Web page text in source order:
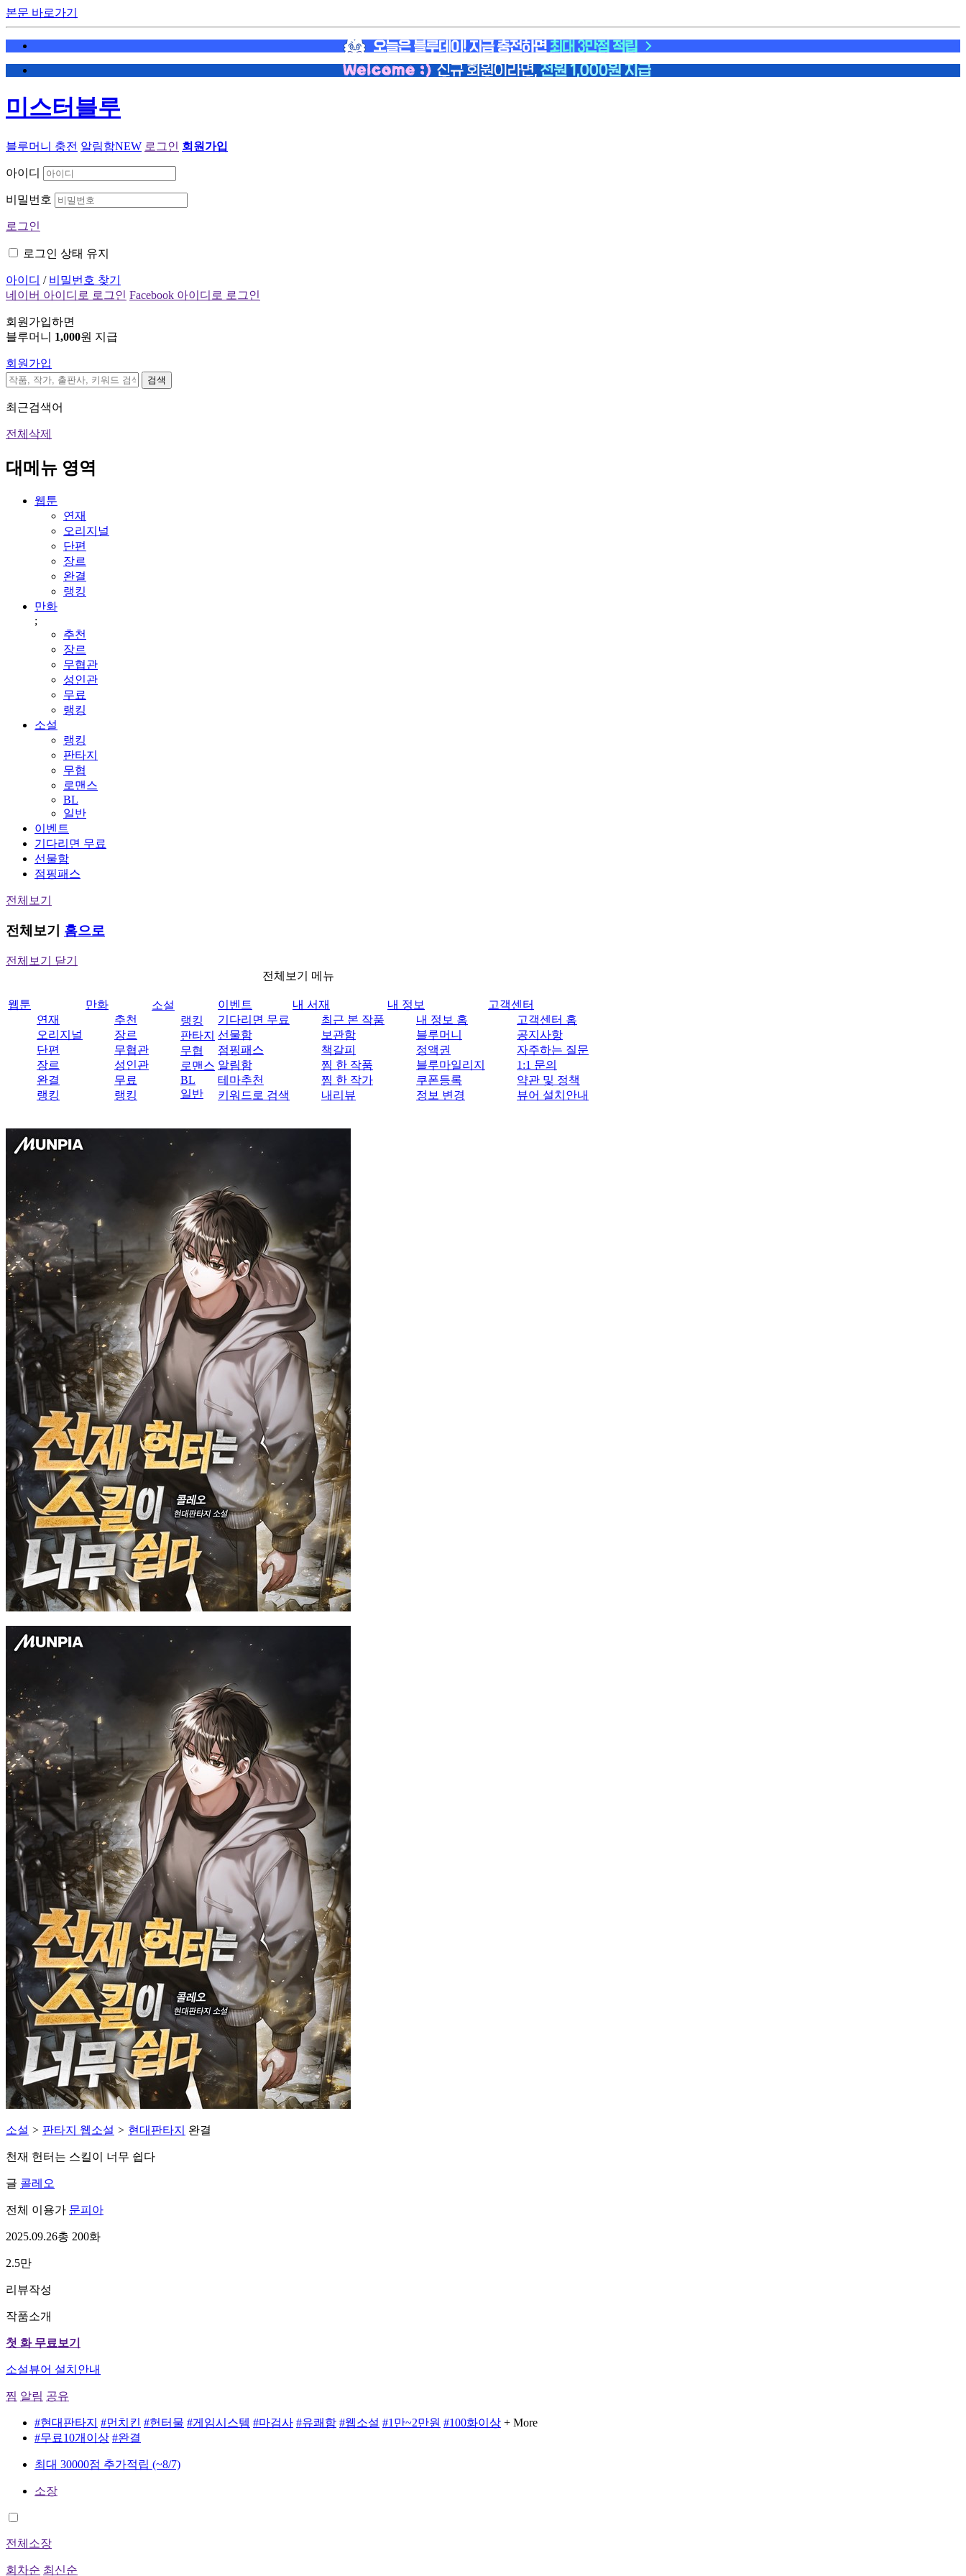
본문 바로가기
미스터블루
블루머니 충전 알림함NEW 로그인 회원가입
아이디
비밀번호
로그인
로그인 상태 유지
아이디 / 비밀번호 찾기
네이버 아이디로 로그인 Facebook 아이디로 로그인
회원가입하면
블루머니 1,000원 지급
회원가입
검색
최근검색어
전체삭제
대메뉴 영역
웹툰
연재
오리지널
단편
장르
완결
랭킹
만화
;
추천
장르
무협관
성인관
무료
랭킹
소설
랭킹
판타지
무협
로맨스
BL
일반
이벤트
기다리면 무료
선물함
점핑패스
전체보기
전체보기 홈으로
전체보기 닫기
전체보기 메뉴
웹툰
연재
오리지널
단편
장르
완결
랭킹
만화
추천
장르
무협관
성인관
무료
랭킹
소설
랭킹
판타지
무협
로맨스
BL
일반
이벤트
기다리면 무료
선물함
점핑패스
알림함
테마추천
키워드로 검색
내 서재
최근 본 작품
보관함
책갈피
찜 한 작품
찜 한 작가
내리뷰
내 정보
내 정보 홈
블루머니
정액권
블루마일리지
쿠폰등록
정보 변경
고객센터
고객센터 홈
공지사항
자주하는 질문
1:1 문의
약관 및 정책
뷰어 설치안내
소설 > 판타지 웹소설 > 현대판타지 완결
천재 헌터는 스킬이 너무 쉽다
글 콜레오
전체 이용가 문피아
2025.09.26총 200화
2.5만
리뷰작성
작품소개
첫 화 무료보기
소설뷰어 설치안내
찜 알림 공유
#현대판타지 #먼치킨 #헌터물 #게임시스템 #마검사 #유쾌함 #웹소설 #1만~2만원 #100화이상 + More
#무료10개이상 #완결
최대 30000점 추가적립 (~8/7)
소장
전체소장
회차순 최신순